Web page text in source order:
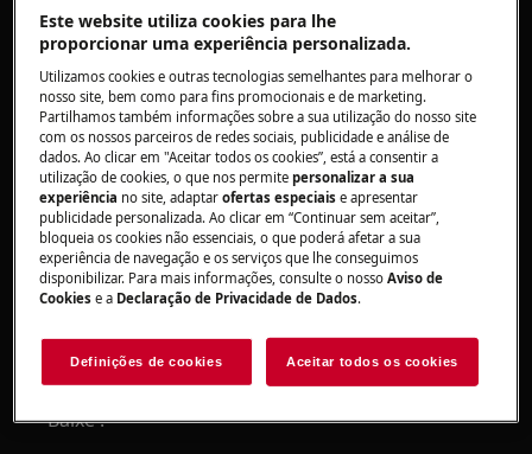
irregular
Não é possível ajustar os pés traseiros
Aplica-se a:
máquina de lavar roupa
Resolução:
1. Nas máquinas de lavar com carregador
superior, apenas os pés dianteiros são
ajustáveis.
Consulte as instruções de instalação fornecidas
com o seu aparelho.
Baixe .
Este website utiliza cookies para lhe
proporcionar uma experiência personalizada.
Utilizamos cookies e outras tecnologias semelhantes para melhorar o
nosso site, bem como para fins promocionais e de marketing.
Partilhamos também informações sobre a sua utilização do nosso site
com os nossos parceiros de redes sociais, publicidade e análise de
dados. Ao clicar em "Aceitar todos os cookies”, está a consentir a
utilização de cookies, o que nos permitepersonalizar a sua
experiência no site, adaptarofertas especiaise apresentar
publicidade personalizada. Ao clicar em “Continuar sem aceitar”,
bloqueia os cookies não essenciais, o que poderá afetar a sua
experiência de navegação e os serviços que lhe conseguimos
disponibilizar. Para mais informações, consulte o nossoAviso de
Cookies e a Declaração de Privacidade de Dados.
Definições de cookies Aceitar todos os cookies